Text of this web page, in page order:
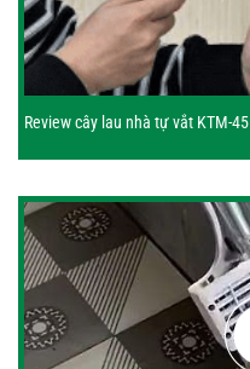
Review cây lau nhà tự vắt KTM-45